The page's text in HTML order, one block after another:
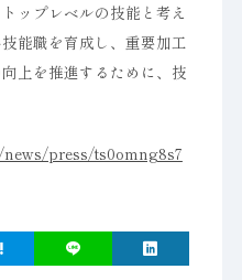
ップレベルの技能と考え
能職を育成し、重要加工
上を推進するために、技
press/ts0omng8s7